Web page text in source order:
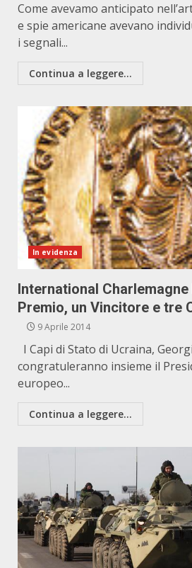
Come avevamo anticipato
e spie americane avevano
i segnali...
Continua a leggere...
In evidenza
International Charlemagne
Premio, un Vincitore e tre
9 Aprile 2014
I Capi di Stato di Ucraina,
congratuleranno insieme il
europeo...
Continua a leggere...